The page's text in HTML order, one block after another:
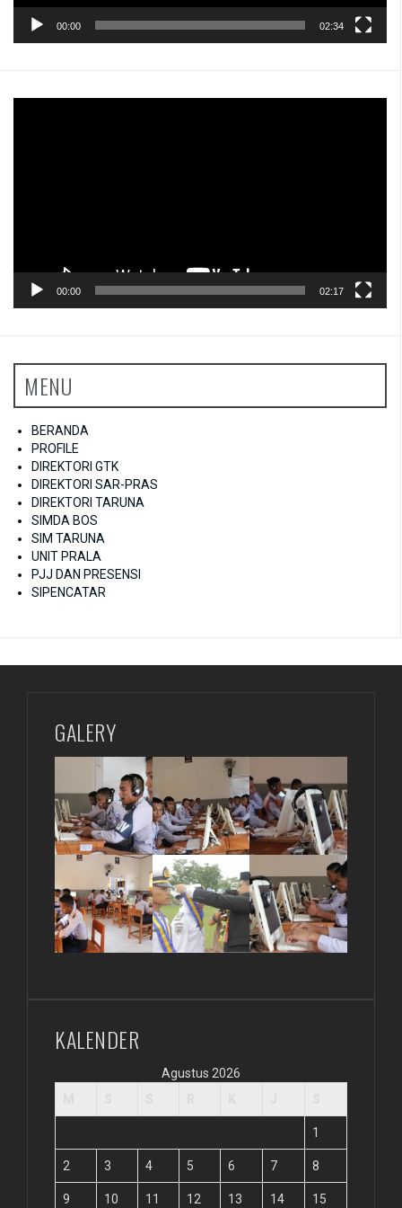
00:00 02:34
00:00 02:17
MENU
BERANDA
PROFILE
DIREKTORI GTK
DIREKTORI SAR-PRAS
DIREKTORI TARUNA
SIMDA BOS
SIM TARUNA
UNIT PRALA
PJJ DAN PRESENSI
SIPENCATAR
GALERY
KALENDER
Agustus 2026
1
2 3 4 5 6 7 8
9 10 11 12 13 14 15